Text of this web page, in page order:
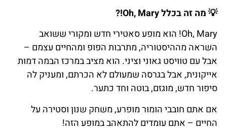
💡 מה זה בכלל Oh, Mary!?
Oh, Mary! הוא מופע סאטירי חדש ומקורי ששואב
השראה מההיסטוריה, מתרבות הפופ ומהחיים עצמם –
אבל עם טוויסט גאוני וציני. הוא מציב במרכז הבמה דמות
אייקונית, אבל בגרסה שמעולם לא הכרתם, ומעניק לה
סיפור חדש, מוגזם, בוטה וחד כתער.
אם אתם חובבי הומור מופרע, משחק שנון וסטירה על
החיים – אתם עומדים להתאהב במופע הזה!